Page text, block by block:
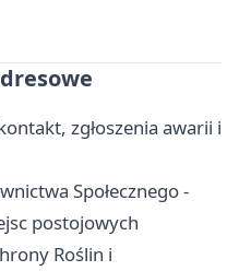
zgłoszenia awarii i
Społecznego -
postojowych
Roślin i